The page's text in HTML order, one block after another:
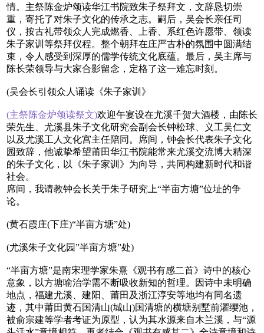
情。主祭陈金炉颂读华江书院致朱子祭拜文，文辞恳切崇
重，寄托了对朱子文化的传承之志。嗣后，吴会长亲任司
仪，按古礼带领众人完成燃香、上香、系红色许愿带、领读
朱子家训等祭拜仪程。整个朝拜在庄严古朴的氛围中圆满结
束，令人感受到深厚的儒学传统文化底蕴。最后，吴主席与
陈长荣领导与大家合影留念，定格了这一难忘时刻。
(吴会长引领众人诵读《朱子家训》
(主祭陈金炉颂读祭文)欢迎午宴设在尤溪千贺大酒楼，由陈长
荣先生、尤溪县朱子文化研究会副会长钟松球、义工吴仁文
以及尤溪工人文化宫主任陪同。席间，钟会长代表朱子文化
园致辞，他诚挚希望莆田华江书院能常来尤溪交流博大精深
的朱子文化，以《朱子家训》为向导，共同构建新时代和谐
社会。
席间，我请教钟会长关于朱子研究上“半亩方塘”位址的争
论。
(黄石霞庄(下庄)“半亩方塘”处)
(尤溪朱子文化园”半亩方塘”处)
“半亩方塘”是南宋理学家朱熹《观书有感二首》诗中的核心
意象，以方塘喻治学需不断吸收新知的哲理。因诗中未明确
地点，福建尤溪、建阳、莆田及浙江淳安等地均有同名遗
迹，其中莆田黄石国清山(城山)国清塘的横塘别墅前濯缨池，
被俞宗建等学者考证为原型，认为其水源来自木兰溪，与“源